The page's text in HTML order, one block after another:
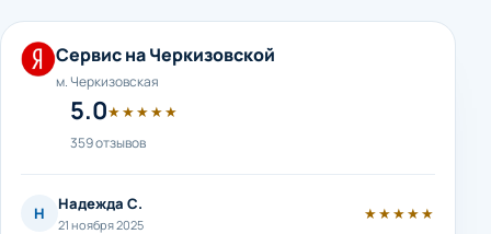
Сервис на Черкизовской
м. Черкизовская
5.0★★★★★
359 отзывов
Н Надежда С.
21 ноября 2025
★★★★★